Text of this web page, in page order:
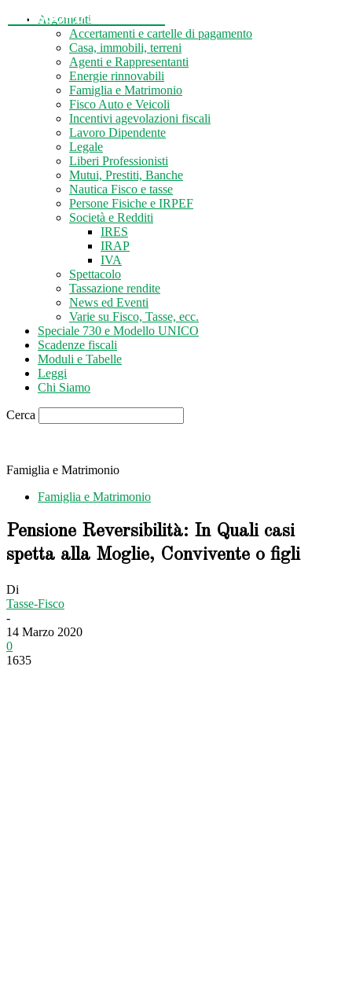
Argomenti
Accertamenti e cartelle di pagamento
Casa, immobili, terreni
Agenti e Rappresentanti
Energie rinnovabili
Famiglia e Matrimonio
Fisco Auto e Veicoli
Incentivi agevolazioni fiscali
Lavoro Dipendente
Legale
Liberi Professionisti
Mutui, Prestiti, Banche
Nautica Fisco e tasse
Persone Fisiche e IRPEF
Società e Redditi
IRES
IRAP
IVA
Spettacolo
Tassazione rendite
News ed Eventi
Varie su Fisco, Tasse, ecc.
Speciale 730 e Modello UNICO
Scadenze fiscali
Moduli e Tabelle
Leggi
Chi Siamo
Cerca
Tasse-Fisco.com
Famiglia e Matrimonio
Famiglia e Matrimonio
Pensione Reversibilità: In Quali casi
spetta alla Moglie, Convivente o figli
Di
Tasse-Fisco
-
14 Marzo 2020
0
1635